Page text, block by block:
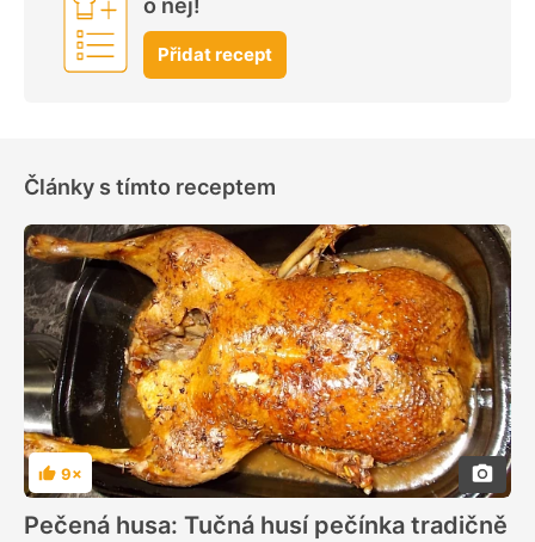
o něj!
Přidat recept
Články s tímto receptem
Hodnocení
9×
Pečená husa: Tučná husí pečínka tradičně